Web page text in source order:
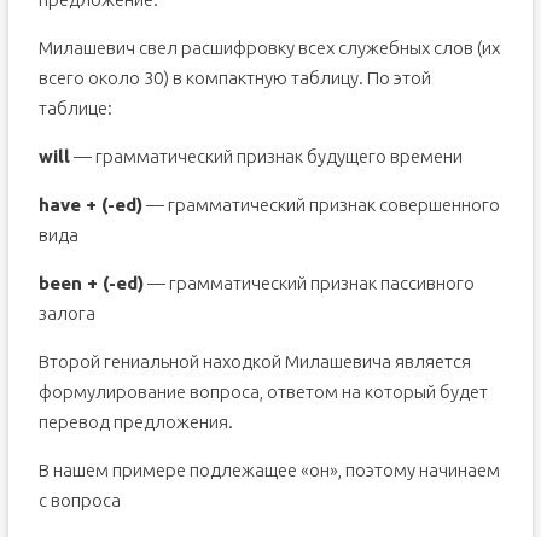
Милашевич свел расшифровку всех служебных слов (их
всего около 30) в компактную таблицу. По этой
таблице:
will— грамматический признак будущего времени
have + (-ed)— грамматический признак совершенного
вида
been + (-ed)— грамматический признак пассивного
залога
Второй гениальной находкой Милашевича является
формулирование вопроса, ответом на который будет
перевод предложения.
В нашем примере подлежащее «он», поэтому начинаем
с вопроса